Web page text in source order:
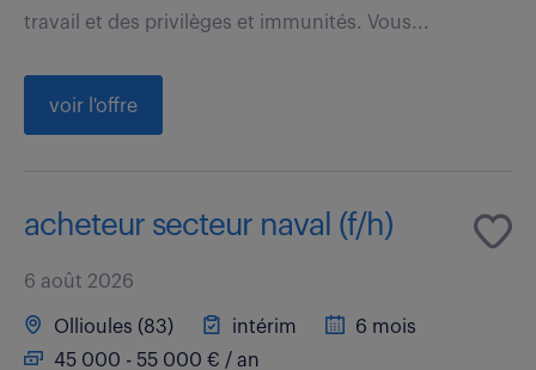
travail et des privilèges et immunités. Vous...
voir l'offre
acheteur secteur naval (f/h)
6 août 2026
Ollioules (83) intérim
6 mois
45 000 - 55 000 € / an